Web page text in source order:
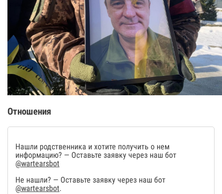
Отношения
Нашли родственника и хотите получить о нем
информацию? — Оставьте заявку через наш бот
@wartearsbot
Не нашли? — Оставьте заявку через наш бот
@wartearsbot.